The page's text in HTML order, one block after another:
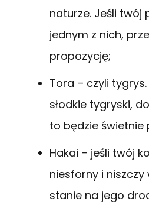
naturze. Jeśli twój
jednym z nich,
propozycję;
Tora – czyli
słodkie tygryski,
to będzie świetnie
Hakai – jeśli twój
niesforny i niszczy
stanie na jego